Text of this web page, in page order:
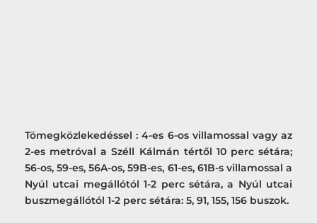
Tömegközlekedéssel : 4-es 6-os villamossal vagy az
2-es metróval a Széll Kálmán tértől 10 perc sétára;
56-os, 59-es, 56A-os, 59B-es, 61-es, 61B-s villamossal a
Nyúl utcai megállótól 1-2 perc sétára, a Nyúl utcai
buszmegállótól 1-2 perc sétára: 5, 91, 155, 156 buszok.